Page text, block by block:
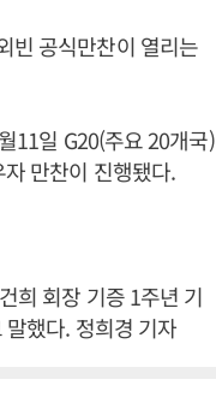
빈 공식만찬이 열리는
11일 G20(주요 20개국)
만찬이 진행됐다.
희 회장 기증 1주년 기
했다. 정희경 기자